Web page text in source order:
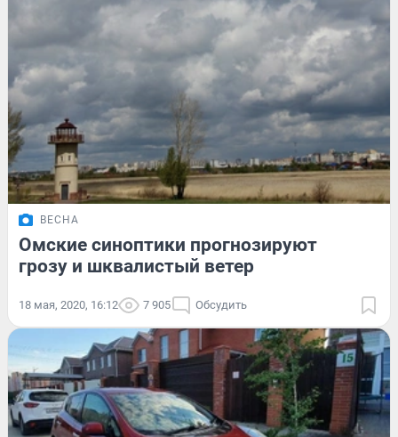
ВЕСНА
Омские синоптики прогнозируют
грозу и шквалистый ветер
18 мая, 2020, 16:12 7 905 Обсудить